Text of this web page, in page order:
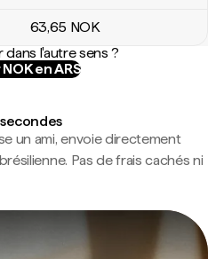
63,65 NOK
dans l'autre sens ?
en ARS
un ami, envoie directement
Pas de frais cachés ni